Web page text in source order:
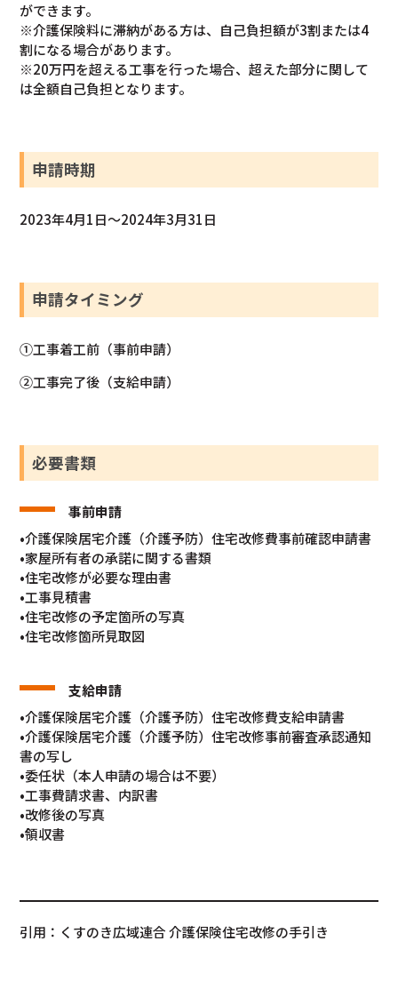
ができます。
※介護保険料に滞納がある方は、自己負担額が3割または4
割になる場合があります。
※20万円を超える工事を行った場合、超えた部分に関して
は全額自己負担となります。
申請時期
2023年4月1日～2024年3月31日
申請タイミング
①工事着工前（事前申請）
②工事完了後（支給申請）
必要書類
事前申請
•介護保険居宅介護（介護予防）住宅改修費事前確認申請書
•家屋所有者の承諾に関する書類
•住宅改修が必要な理由書
•工事見積書
•住宅改修の予定箇所の写真
•住宅改修箇所見取図
支給申請
•介護保険居宅介護（介護予防）住宅改修費支給申請書
•介護保険居宅介護（介護予防）住宅改修事前審査承認通知
書の写し
•委任状（本人申請の場合は不要）
•工事費請求書、内訳書
•改修後の写真
•領収書
引用：くすのき広域連合 介護保険住宅改修の手引き